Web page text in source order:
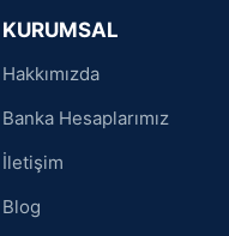
KURUMSAL
Hakkımızda
Banka Hesaplarımız
İletişim
Blog